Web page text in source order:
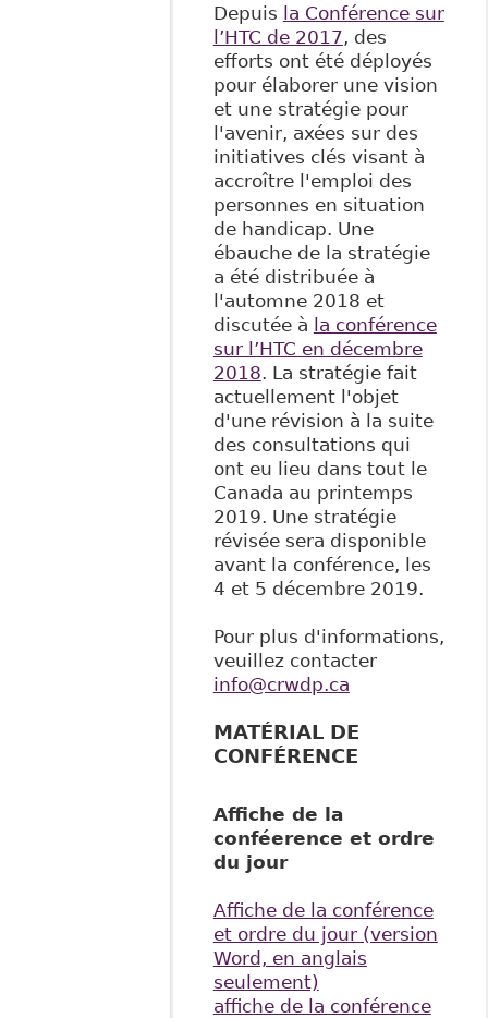
Depuis la Conférence sur
l’HTC de 2017, des
efforts ont été déployés
pour élaborer une vision
et une stratégie pour
l'avenir, axées sur des
initiatives clés visant à
accroître l'emploi des
personnes en situation
de handicap. Une
ébauche de la stratégie
a été distribuée à
l'automne 2018 et
discutée à la conférence
sur l’HTC en décembre
2018. La stratégie fait
actuellement l'objet
d'une révision à la suite
des consultations qui
ont eu lieu dans tout le
Canada au printemps
2019. Une stratégie
révisée sera disponible
avant la conférence, les
4 et 5 décembre 2019.
Pour plus d'informations,
veuillez contacter
info@crwdp.ca
MATÉRIAL DE
CONFÉRENCE
Affiche de la
conféerence et ordre
du jour
Affiche de la conférence
et ordre du jour (version
Word, en anglais
seulement)
affiche de la conférence